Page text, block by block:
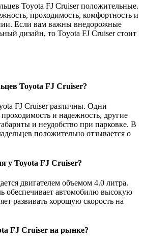
Toyota FJ Cruiser положительные.
проходимость, комфортность и
Если вам важны внедорожные
дизайн, то Toyota FJ Cruiser стоит
Toyota FJ Cruiser?
FJ Cruiser различны. Одни
и надежность, другие
и неудобство при парковке. В
положительно отзывается о
у Toyota FJ Cruiser?
двигателем объемом 4.0 литра.
обеспечивает автомобилю высокую
развивать хорошую скорость на
FJ Cruiser на рынке?